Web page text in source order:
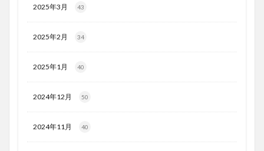
2025年3月 43
2025年2月 34
2025年1月 40
2024年12月 50
2024年11月 40